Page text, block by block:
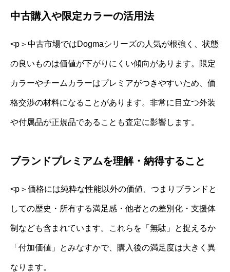
中古購入や限定カラーの活用法
<p＞中古市場ではDogmaシリーズの人気が根強く、状態
の良いものは価値が下がりにくい傾向があります。限定
カラーやチームカラーはプレミアがつきやすいため、価
格交渉の材料になることがあります。非常に目立つ外装
や付属品が正規品であることも査定に影響します。
ブランドプレミアムを理解・納得すること
<p＞価格には純粋な性能以外の価値、つまりブランドと
しての歴史・所有する満足感・他者との差別化・支援体
制なども含まれています。これらを「無駄」と捉えるか
「付加価値」とみなすかで、購入後の満足度は大きく異
なります。